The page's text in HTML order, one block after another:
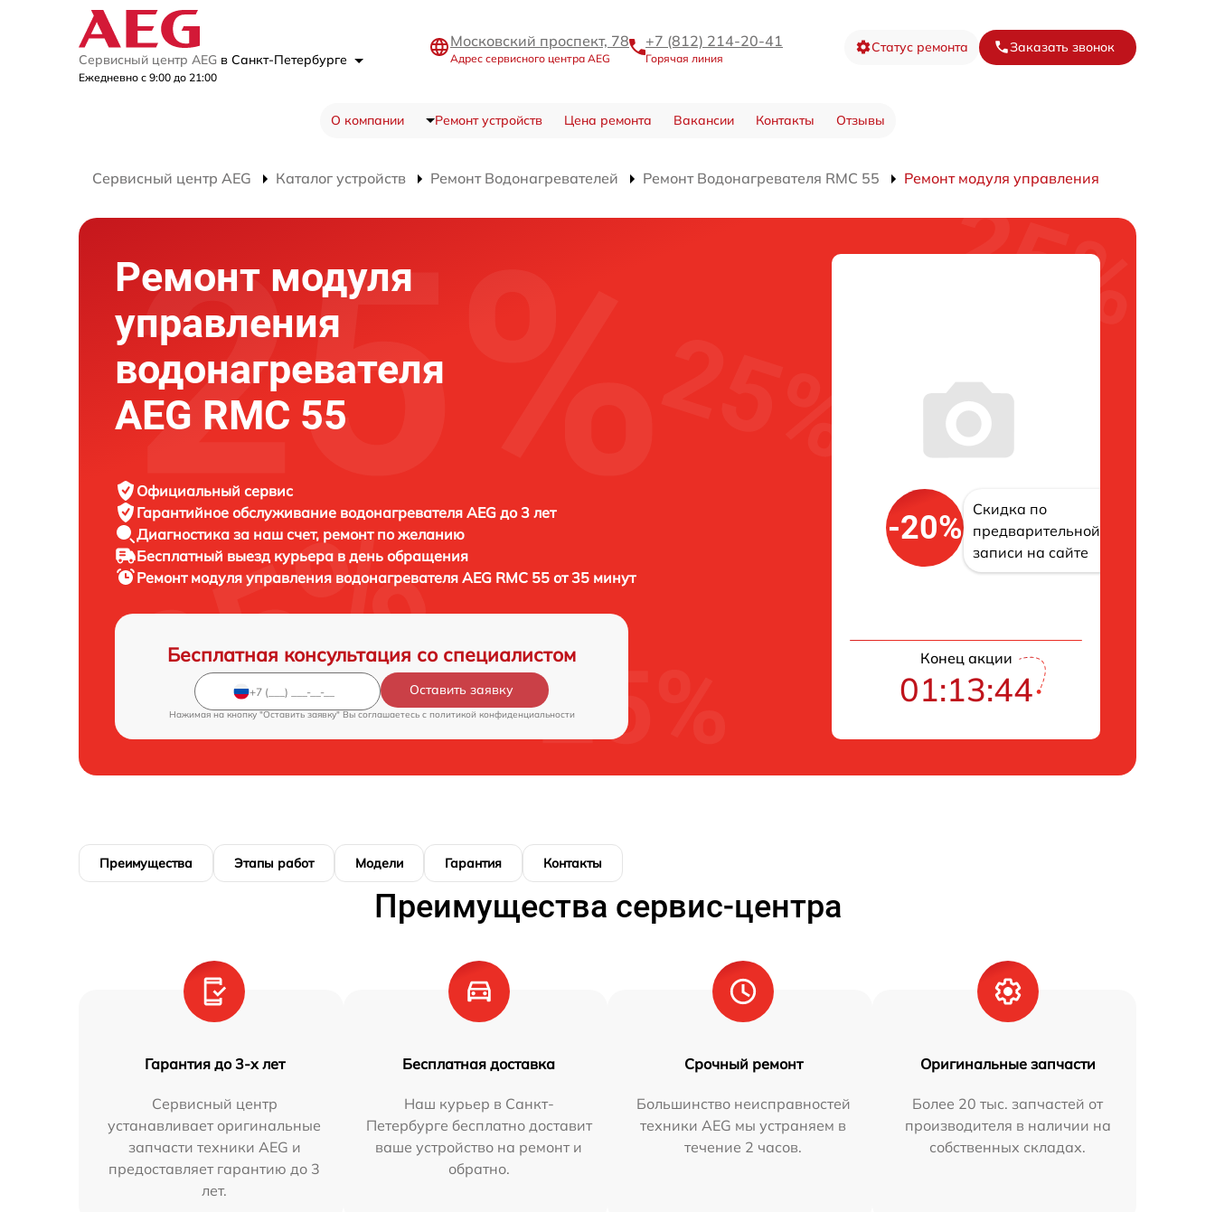
Сервисный центр AEG в Санкт-Петербурге
Ежедневно с 9:00 до 21:00
Московский проспект, 78
Адрес сервисного центра AEG
+7 (812) 214-20-41
Горячая линия
Статус ремонта Заказать звонок
О компании Ремонт устройств Цена ремонта Вакансии Контакты Отзывы
Сервисный центр AEG Каталог устройств Ремонт Водонагревателей Ремонт Водонагревателя RMC 55 Ремонт модуля управления
Ремонт модуля
управления
водонагревателя
AEG RMC 55
Официальный сервис
Гарантийное обслуживание водонагревателя AEG до 3 лет
Диагностика за наш счет, ремонт по желанию
Бесплатный выезд курьера в день обращения
Ремонт модуля управления водонагревателя AEG RMC 55 от 35 минут
Бесплатная консультация со специалистом
Оставить заявку
Нажимая на кнопку "Оставить заявку" Вы соглашаетесь c политикой конфиденциальности
-20%
Скидка по
предварительной
записи на сайте
Конец акции
01:13:43
Преимущества Этапы работ Модели Гарантия Контакты
Преимущества сервис-центра
Гарантия до 3-х лет
Сервисный центр
устанавливает оригинальные
запчасти техники AEG и
предоставляет гарантию до 3
лет.
Бесплатная доставка
Наш курьер в Санкт-
Петербурге бесплатно доставит
ваше устройство на ремонт и
обратно.
Срочный ремонт
Большинство неисправностей
техники AEG мы устраняем в
течение 2 часов.
Оригинальные запчасти
Более 20 тыс. запчастей от
производителя в наличии на
собственных складах.